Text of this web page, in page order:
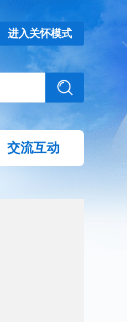
进入关怀模式
交流互动